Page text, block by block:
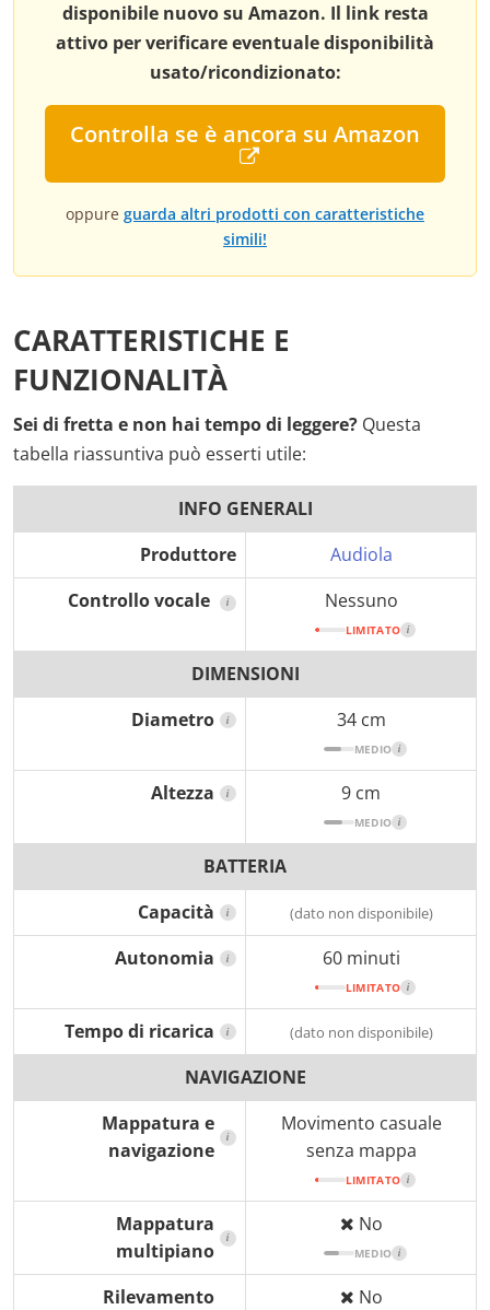
disponibile nuovo su Amazon. Il link resta
attivo per verificare eventuale disponibilità
usato/ricondizionato:
Controlla se è ancora su Amazon
oppure guarda altri prodotti con caratteristiche
simili!
CARATTERISTICHE E
FUNZIONALITÀ
Sei di fretta e non hai tempo di leggere? Questa
tabella riassuntiva può esserti utile:
INFO GENERALI
Produttore
Audiola
Controllo vocale
i Nessuno
LIMITATO i
DIMENSIONI
Diametro
i 34 cm
MEDIO i
Altezza i 9 cm
MEDIO i
BATTERIA
Capacità
i (dato non disponibile)
Autonomia i 60 minuti
LIMITATO i
Tempo di ricarica i (dato non disponibile)
NAVIGAZIONE
Mappatura e
navigazione
i
Movimento casuale
senza mappa
LIMITATO i
Mappatura
multipiano
i
No
MEDIO i
Rilevamento No